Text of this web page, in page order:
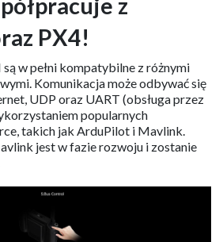
PX4!
w pełni kompatybilne z różnymi
Komunikacja może odbywać się
UDP oraz UART (obsługa przez
popularnych
takich jak ArduPilot i Mavlink.
jest w fazie rozwoju i zostanie